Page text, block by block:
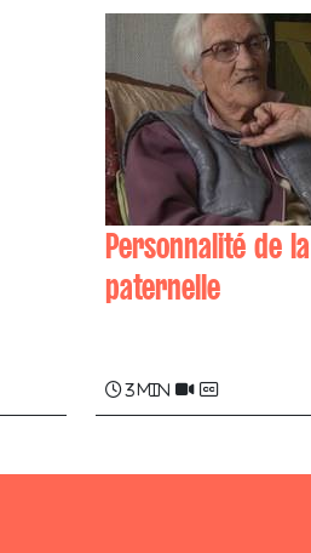
Personnalité de
paternelle
3 min